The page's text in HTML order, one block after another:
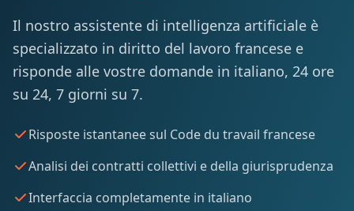
Il nostro assistente di intelligenza artificiale è
specializzato in diritto del lavoro francese e
risponde alle vostre domande in italiano, 24 ore
su 24, 7 giorni su 7.
Risposte istantanee sul Code du travail francese
Analisi dei contratti collettivi e della giurisprudenza
Interfaccia completamente in italiano